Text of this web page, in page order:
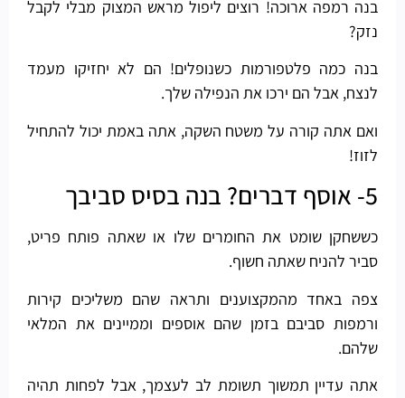
בנה רמפה ארוכה! רוצים ליפול מראש המצוק מבלי לקבל
נזק?
בנה כמה פלטפורמות כשנופלים! הם לא יחזיקו מעמד
לנצח, אבל הם ירכו את הנפילה שלך.
ואם אתה קורה על משטח השקה, אתה באמת יכול להתחיל
לזוז!
5- אוסף דברים? בנה בסיס סביבך
כששחקן שומט את החומרים שלו או שאתה פותח פריט,
סביר להניח שאתה חשוף.
צפה באחד מהמקצוענים ותראה שהם משליכים קירות
ורמפות סביבם בזמן שהם אוספים וממיינים את המלאי
שלהם.
אתה עדיין תמשוך תשומת לב לעצמך, אבל לפחות תהיה